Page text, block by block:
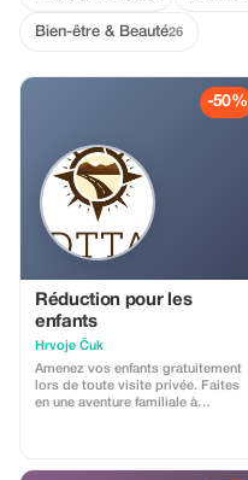
Bien-être & Beauté26
-50%
Réduction pour les
enfants
Hrvoje Čuk
Amenez vos enfants gratuitement
lors de toute visite privée. Faites
en une aventure familiale à